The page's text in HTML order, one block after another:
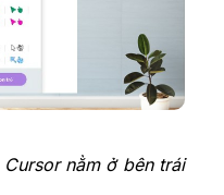
nằm ở bên trái